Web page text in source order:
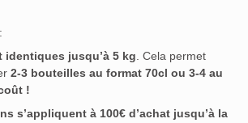
:
jusqu’à 5 kg. Cela permet
2-3 bouteilles au format 70cl ou 3-4 au
!
s’appliquent à 100€ d’achat jusqu’à la